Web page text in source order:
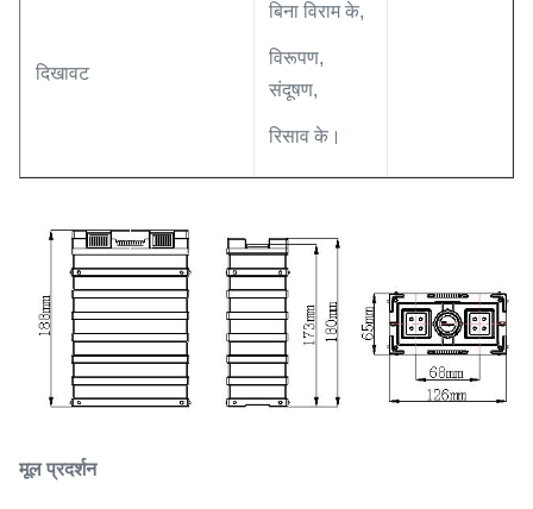
दिखावट
बिना विराम के,
विरूपण,
संदूषण,
रिसाव के।
मूल प्रदर्शन